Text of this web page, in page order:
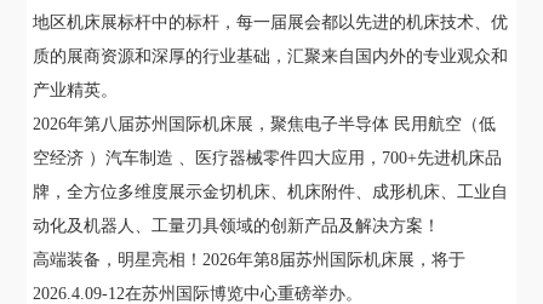
地区机床展标杆中的标杆，每一届展会都以先进的机床技术、优
质的展商资源和深厚的行业基础，汇聚来自国内外的专业观众和
产业精英。
2026年第八届苏州国际机床展，聚焦电子半导体 民用航空（低
空经济 ）汽车制造 、医疗器械零件四大应用，700+先进机床品
牌，全方位多维度展示金切机床、机床附件、成形机床、工业自
动化及机器人、工量刃具领域的创新产品及解决方案！
高端装备，明星亮相！ 2026年第8届苏州国际机床展，将于
2026.4.09-12在苏州国际博览中心重磅举办。